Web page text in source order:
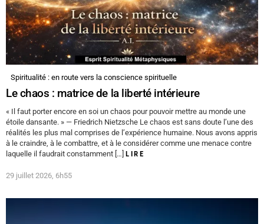
Spiritualité : en route vers la conscience spirituelle
Le chaos : matrice de la liberté intérieure
« Il faut porter encore en soi un chaos pour pouvoir mettre au monde une
étoile dansante. » — Friedrich Nietzsche Le chaos est sans doute l’une des
réalités les plus mal comprises de l’expérience humaine. Nous avons appris
à le craindre, à le combattre, et à le considérer comme une menace contre
laquelle il faudrait constamment […] LIRE
29 juillet 2026, 6h55